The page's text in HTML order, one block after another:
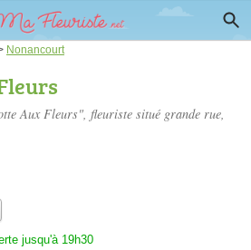
Nonancourt
Aux Fleurs", fleuriste situé grande rue,
jusqu'à 19h30